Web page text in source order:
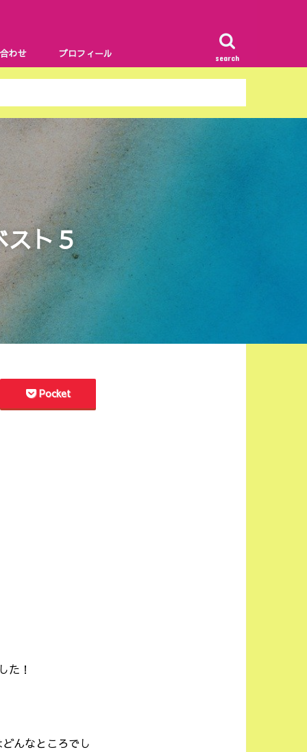
search
わせ プロフィール
ト５
Pocket
た！
んなところでし